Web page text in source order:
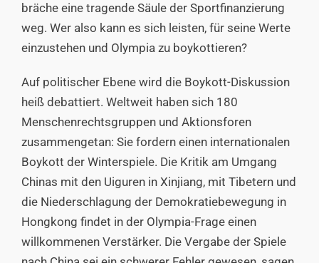
bräche eine tragende Säule der Sportfinanzierung
weg. Wer also kann es sich leisten, für seine Werte
einzustehen und Olympia zu boykottieren?
Auf politischer Ebene wird die Boykott-Diskussion
heiß debattiert. Weltweit haben sich 180
Menschenrechtsgruppen und Aktionsforen
zusammengetan: Sie fordern einen internationalen
Boykott der Winterspiele. Die Kritik am Umgang
Chinas mit den Uiguren in Xinjiang, mit Tibetern und
die Niederschlagung der Demokratiebewegung in
Hongkong findet in der Olympia-Frage einen
willkommenen Verstärker. Die Vergabe der Spiele